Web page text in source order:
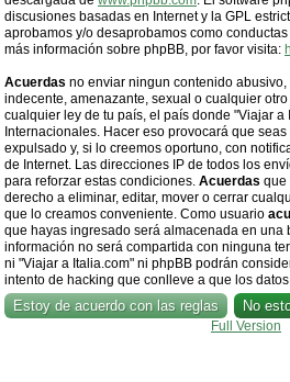
discusiones basadas en Internet y la GPL
aprobamos y/o desaprobamos como
más información sobre phpBB, por favor visita:
Acuerdas no enviar ningun contenido
indecente, amenazante, sexual o cualquier
cualquier ley de tu país, el país donde "Viajar
Internacionales. Hacer eso provocará que
expulsado y, si lo creemos oportuno, con
de Internet. Las direcciones IP de todos los
para reforzar estas condiciones. Acuerdas que
derecho a eliminar, editar, mover o cerrar
que lo creamos conveniente. Como usuario
que hayas ingresado será almacenada en una
información no será compartida con ninguna
ni "Viajar a Italia.com" ni phpBB podrán
intento de hacking que conlleve a que los
Full Version